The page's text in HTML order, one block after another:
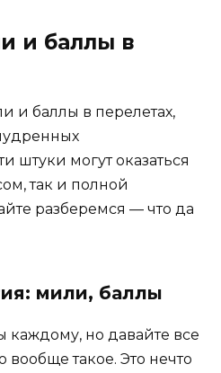
и баллы в
и баллы в перелетах,
штуки могут оказаться
так и полной
разберемся — что да
мили, баллы
но давайте все
вообще такое. Это нечто